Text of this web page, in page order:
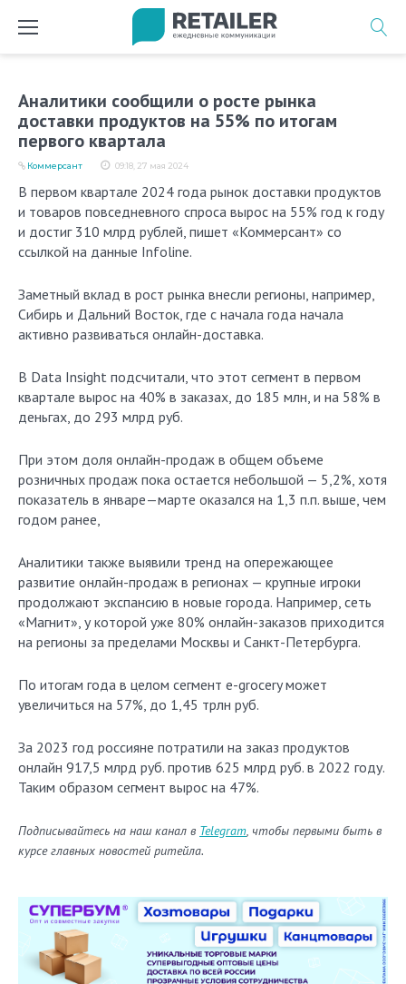
Аналитики сообщили о росте рынка
доставки продуктов на 55% по итогам
первого квартала
09:18, 27 мая 2024
Коммерсант
В первом квартале 2024 года рынок доставки продуктов
и товаров повседневного спроса вырос на 55% год к году
и достиг 310 млрд рублей, пишет «Коммерсант» со
ссылкой на данные Infoline.
Заметный вклад в рост рынка внесли регионы, например,
Сибирь и Дальний Восток, где с начала года начала
активно развиваться онлайн-доставка.
В Data Insight подсчитали, что этот сегмент в первом
квартале вырос на 40% в заказах, до 185 млн, и на 58% в
деньгах, до 293 млрд руб.
При этом доля онлайн-продаж в общем объеме
розничных продаж пока остается небольшой — 5,2%, хотя
показатель в январе—марте оказался на 1,3 п.п. выше, чем
годом ранее,
Аналитики также выявили тренд на опережающее
развитие онлайн-продаж в регионах — крупные игроки
продолжают экспансию в новые города. Например, сеть
«Магнит», у которой уже 80% онлайн-заказов приходится
на регионы за пределами Москвы и Санкт-Петербурга.
По итогам года в целом сегмент e-grocery может
увеличиться на 57%, до 1,45 трлн руб.
За 2023 год россияне потратили на заказ продуктов
онлайн 917,5 млрд руб. против 625 млрд руб. в 2022 году.
Таким образом сегмент вырос на 47%.
Подписывайтесь на наш канал в Telegram, чтобы первыми быть в
курсе главных новостей ритейла.